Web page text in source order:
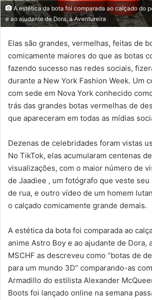
A estética da bota foi comparada ao calçado do
e ao ajudante de Dora, a Aventureira
Elas são grandes, vermelhas, feitas de
comicamente maiores do que as botas
fazendo sucesso nas redes sociais,
durante a New York Fashion Week. Um
com sede em Nova York conhecido
trás das grandes botas vermelhas de
que apareceram em todas as mídias
Dezenas de celebridades foram vistas
No TikTok, elas acumularam centenas
visualizações, com o maior número de
de Jaadiee , um fotógrafo que veste seu
de rua, e outro vídeo de um homem
o calçado comicamente grande demais.
A estética da bota foi comparada ao
anime Astro Boy e ao ajudante de Dora,
MSCHF as descreveu como “botas de
para um mundo 3D” comparando-as
Armadillo do estilista Alexander
Boots foi lançado online na semana